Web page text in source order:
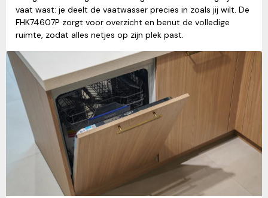
vaat wast: je deelt de vaatwasser precies in zoals jij wilt. De
FHK74607P zorgt voor overzicht en benut de volledige
ruimte, zodat alles netjes op zijn plek past.